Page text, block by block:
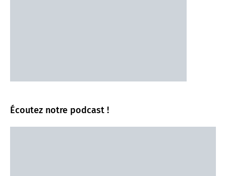
Écoutez notre podcast !